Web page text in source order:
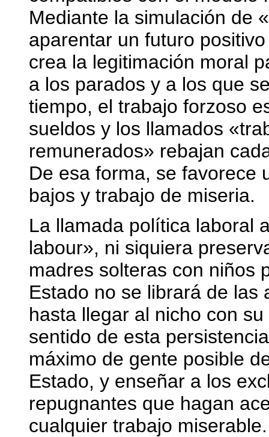
Mediante la simulación de
aparentar un futuro
crea la legitimación moral
a los parados y a los que
tiempo, el trabajo forzoso
sueldos y los llamados
remunerados» rebajan
De esa forma, se favorece
bajos y trabajo de miseria.
La llamada política laboral
labour», ni siquiera
madres solteras con niños
Estado no se librará de las
hasta llegar al nicho con
sentido de esta
máximo de gente posible
Estado, y enseñar a los
repugnantes que hagan
cualquier trabajo miserable.